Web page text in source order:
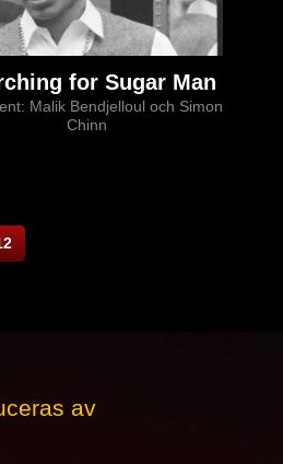
for Sugar Man
Malik Bendjelloul och Simon
Chinn
av